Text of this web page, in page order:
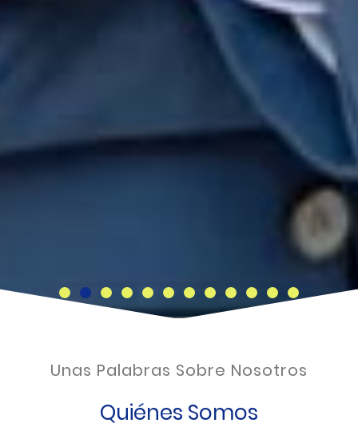
Unas Palabras Sobre Nosotros
Quiénes Somos